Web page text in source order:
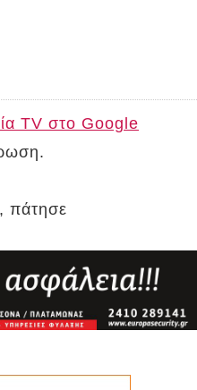
TV στο Google
πάτησε